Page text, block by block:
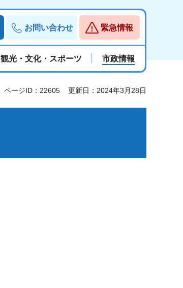
お問い合わせ 緊急情報
観光・文化・スポーツ 市政情報
ページID：22605 更新日：2024年3月28日